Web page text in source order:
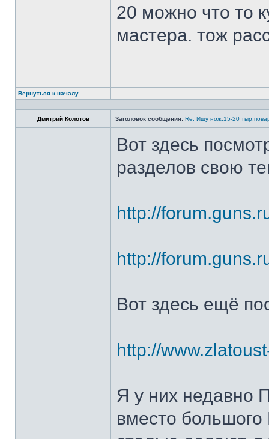
20 можно что то
мастера. тож
Вернуться к началу
Дмитрий Колотов Заголовок сообщения: Re: Ищу нож.15-20
Вот здесь
разделов свою
http://
http://
Вот здесь ещё
http://
Я у них недавно
вместо